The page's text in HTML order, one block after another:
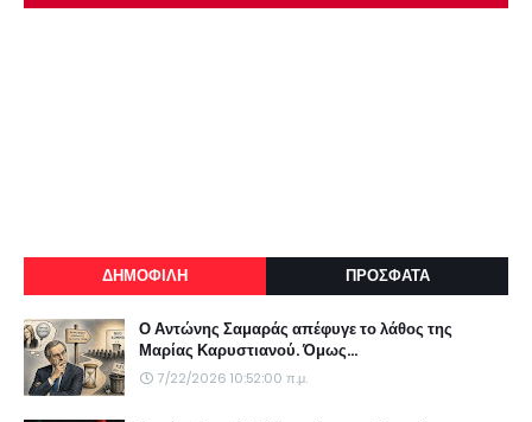
ΔΗΜΟΦΙΛΗ ΠΡΟΣΦΑΤΑ
Ο Αντώνης Σαμαράς απέφυγε το λάθος της
Μαρίας Καρυστιανού. Όμως...
7/22/2026 10:52:00 π.μ.